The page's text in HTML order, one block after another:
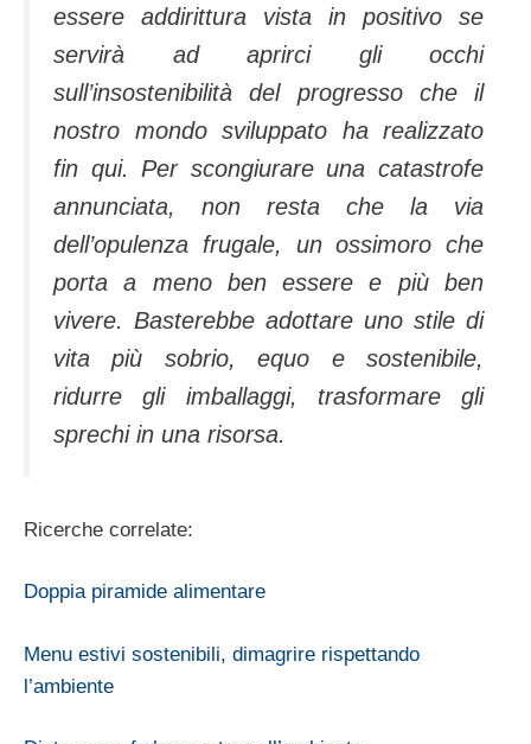
essere addirittura vista in positivo se
servirà ad aprirci gli occhi
sull’insostenibilità del progresso che il
nostro mondo sviluppato ha realizzato
fin qui. Per scongiurare una catastrofe
annunciata, non resta che la via
dell’opulenza frugale, un ossimoro che
porta a meno ben essere e più ben
vivere. Basterebbe adottare uno stile di
vita più sobrio, equo e sostenibile,
ridurre gli imballaggi, trasformare gli
sprechi in una risorsa.
Ricerche correlate:
Doppia piramide alimentare
Menu estivi sostenibili, dimagrire rispettando
l’ambiente